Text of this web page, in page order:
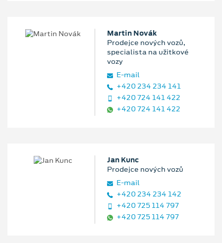
Martin Novák
Prodejce nových vozů,
specialista na užitkové
vozy
E‑mail
+420 234 234 141
+420 724 141 422
+420 724 141 422
Jan Kunc
Prodejce nových vozů
E‑mail
+420 234 234 142
+420 725 114 797
+420 725 114 797